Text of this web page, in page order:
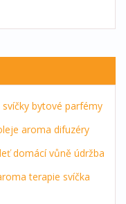
bytové parfémy
aroma difuzéry
domácí vůně údržba
terapie svíčka